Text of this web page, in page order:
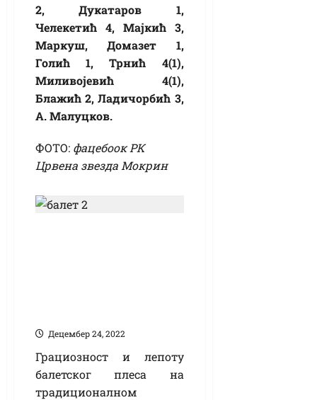
2, Дукатаров 1,
Челекетић 4, Мајкић 3,
Маркуш, Домазет 1,
Голић 1, Трнић 4(1),
Миливојевић 4(1),
Блажић 2, Ладичорбић 3,
А. Малуцков.
ФОТО: фацебоок РК
Црвена звезда Мокрин
Децембер 24, 2022
Грациозност и лепоту
балетског плеса на
традиционалном